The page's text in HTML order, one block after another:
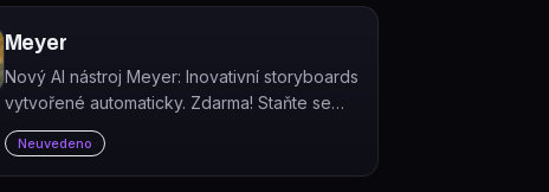
Meyer
Nový AI nástroj Meyer: Inovativní storyboards
vytvořené automaticky. Zdarma! Staňte se
skvělým vypravěčem příběhů a generujte
úžasné obrázky. #storyteller
#imagegenerator
Neuvedeno